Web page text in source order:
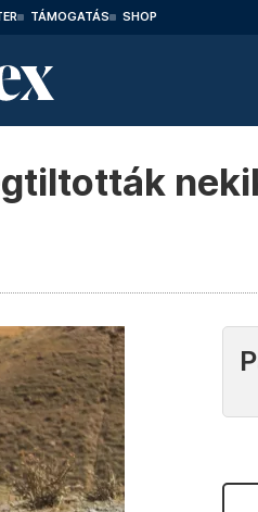
TÁMOGATÁS SHOP